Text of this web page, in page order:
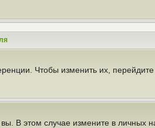
Чтобы изменить их, перейдите
В этом случае измените в личных